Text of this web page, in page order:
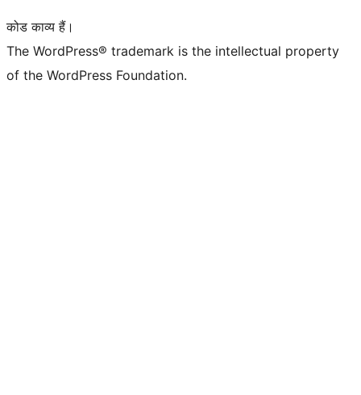
कोड काव्य हैं।
The WordPress® trademark is the intellectual property
of the WordPress Foundation.